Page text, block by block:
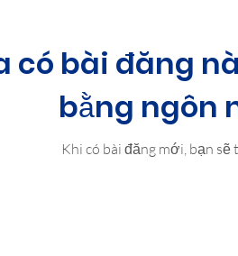
có bài đăng
bằng ngôn
Khi có bài đăng mới, bạn sẽ